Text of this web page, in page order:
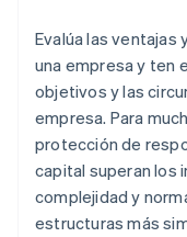
Evalúa las ventajas
una empresa y ten
objetivos y las
empresa. Para
protección de
capital superan los
complejidad y
estructuras más